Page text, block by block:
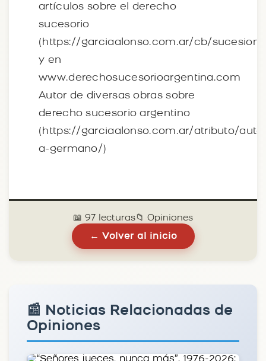
artículos sobre el derecho
sucesorio
(https://garciaalonso.com.ar/cb/
y en
www.derechosucesorioargentina.com
Autor de diversas obras sobre
derecho sucesorio argentino
(https://garciaalonso.com.ar/atributo/
a-germano/)
📖 97 lecturas📁 Opiniones
← Volver al inicio
📰 Noticias Relacionadas de
Opiniones